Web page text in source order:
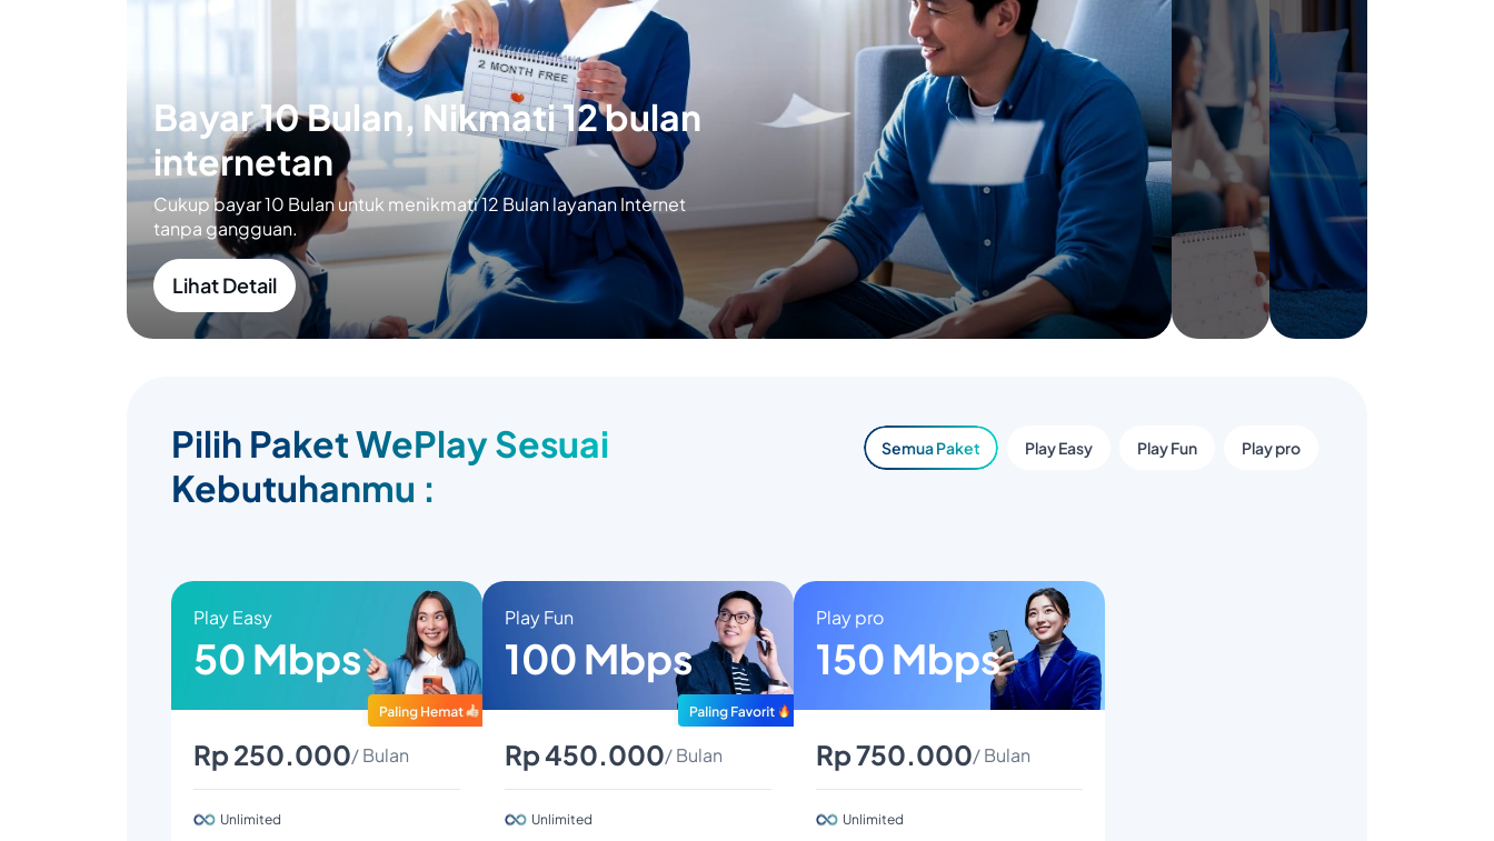
Bayar 10 Bulan, Nikmati 12 bulan
internetan
Cukup bayar 10 Bulan untuk menikmati 12 Bulan layanan Internet
tanpa gangguan.
Lihat Detail
Pilih Paket WePlay Sesuai
Kebutuhanmu :
Semua Paket Play Easy Play Fun Play pro
Play Easy
50 Mbps
Rp 250.000/ Bulan
Unlimited
Play Fun
100 Mbps
Rp 450.000/ Bulan
Unlimited
Play pro
150 Mbps
Rp 750.000/ Bulan
Unlimited